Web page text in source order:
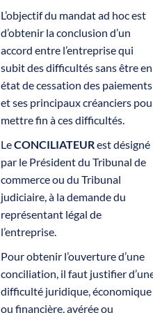
L’objectif du mandat ad hoc est
d’obtenir la conclusion d’un
accord entre l’entreprise qui
subit des difficultés sans être en
état de cessation des paiements
et ses principaux créanciers
mettre fin à ces difficultés.
LeCONCILIATEURest désigné
par le Président du Tribunal de
commerce ou du Tribunal
judiciaire, à la demande du
représentant légal de
l’entreprise.
Pour obtenir l’ouverture d’une
conciliation, il faut justifier
difficulté juridique, économique
ou financière, avérée ou